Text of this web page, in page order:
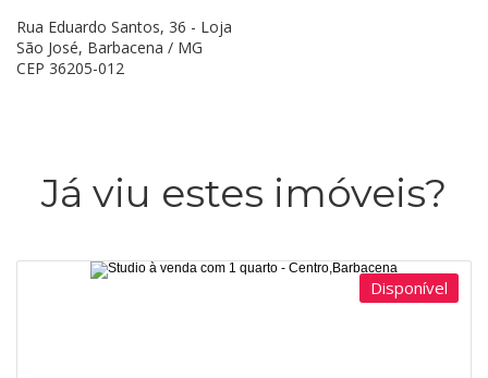
Rua Eduardo Santos, 36 - Loja
São José, Barbacena / MG
CEP 36205-012
Já viu estes imóveis?
Disponível